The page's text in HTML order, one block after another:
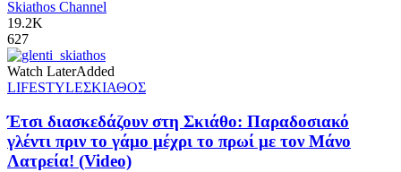
Skiathos Channel
19.2K
627
Watch LaterAdded
LIFESTYLEΣΚΙΑΘΟΣ
Έτσι διασκεδάζουν στη Σκιάθο: Παραδοσιακό
γλέντι πριν το γάμο μέχρι το πρωί με τον Μάνο
Λατρεία! (Video)